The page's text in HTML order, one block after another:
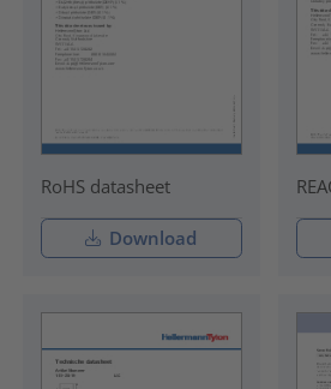
RoHS datasheet
Download